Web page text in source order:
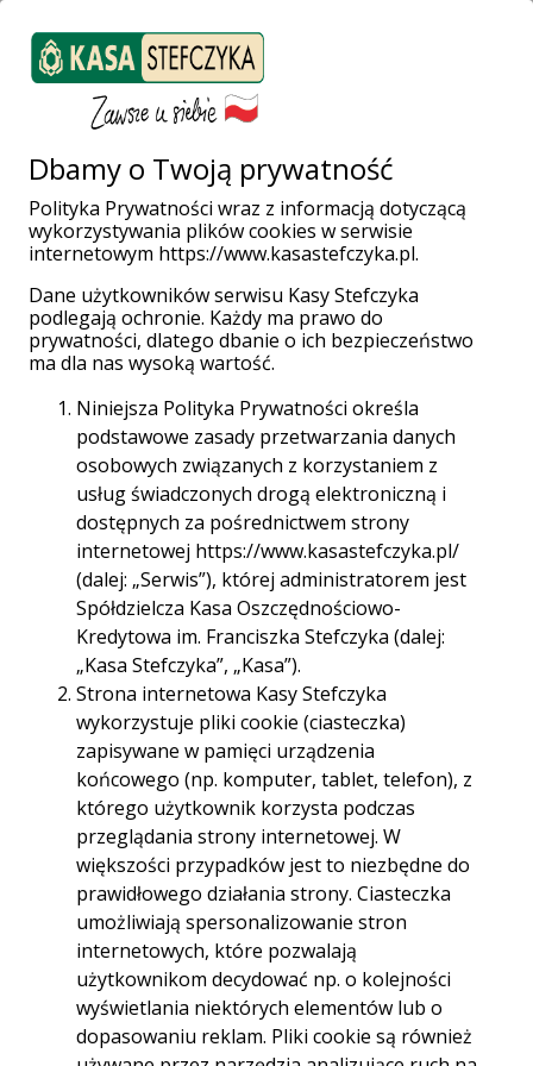
Weź pożyczkę
Załóż konto
Strona główna Opinie
Kasa Stefczyka -
opinie
Bardzo miła i profesjonalna obsługa. Wszystkie
sprawy zostały załatwione szybko, jasno
wyjaśniono mi dostępne opcje i formalności.
Czułam się dobrze zaopiekowana jako klient.
Polecam to miejsce każdemu, kto szuka rzetelnej i
pomocnej obsługi
Ewa Michalska
Razem z partnerem mamy tu konto, nigdy nie
Dbamy o Twoją prywatność
Polityka Prywatności wraz z informacją dotyczącą
wykorzystywania plików cookies w serwisie
internetowym https://www.kasastefczyka.pl.
Dane użytkowników serwisu Kasy Stefczyka
podlegają ochronie. Każdy ma prawo do
prywatności, dlatego dbanie o ich bezpieczeństwo
ma dla nas wysoką wartość.
Niniejsza Polityka Prywatności określa
podstawowe zasady przetwarzania danych
osobowych związanych z korzystaniem z
usług świadczonych drogą elektroniczną i
dostępnych za pośrednictwem strony
internetowej https://www.kasastefczyka.pl/
(dalej: „Serwis”), której administratorem jest
Spółdzielcza Kasa Oszczędnościowo-
Kredytowa im. Franciszka Stefczyka (dalej:
„Kasa Stefczyka”, „Kasa”).
Strona internetowa Kasy Stefczyka
wykorzystuje pliki cookie (ciasteczka)
zapisywane w pamięci urządzenia
końcowego (np. komputer, tablet, telefon), z
którego użytkownik korzysta podczas
przeglądania strony internetowej. W
większości przypadków jest to niezbędne do
prawidłowego działania strony. Ciasteczka
umożliwiają spersonalizowanie stron
internetowych, które pozwalają
użytkownikom decydować np. o kolejności
wyświetlania niektórych elementów lub o
dopasowaniu reklam. Pliki cookie są również